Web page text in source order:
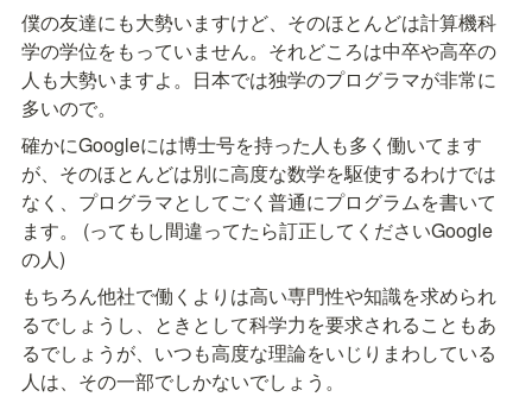
僕の友達にも大勢いますけど、そのほとんどは計算機科
学の学位をもっていません。それどころは中卒や高卒の
人も大勢いますよ。日本では独学のプログラマが非常に
多いので。
確かにGoogleには博士号を持った人も多く働いてます
が、そのほとんどは別に高度な数学を駆使するわけでは
なく、プログラマとしてごく普通にプログラムを書いて
ます。 (ってもし間違ってたら訂正してくださいGoogle
の人)
もちろん他社で働くよりは高い専門性や知識を求められ
るでしょうし、ときとして科学力を要求されることもあ
るでしょうが、いつも高度な理論をいじりまわしている
人は、その一部でしかないでしょう。